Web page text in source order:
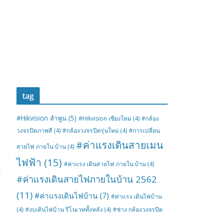
tag
#Hikvision ลำพูน (5) #Hikvision เชียงใหม่ (4) #กล้อง
วงจรปิดภาพสี (4) #กล้องวงจรปิดรุ่นใหม่ (4) #การเปลี่ยน
สายไฟ ภายใน บ้าน (4) #ค่าแรงเดินสายเมน
ไฟฟ้า (15) #ค่าแรง เดินสายไฟ ภายใน บ้าน (4)
#ค่าแรงเดินสายไฟภายในบ้าน 2562
(11) #ค่าแรงเดินไฟบ้าน(7) #ค่าแรง เดินไฟบ้าน
(4) #งบเดินไฟบ้าน รีโนเวททั้งหลัง (4) #ช่าง กล้องวงจรปิด